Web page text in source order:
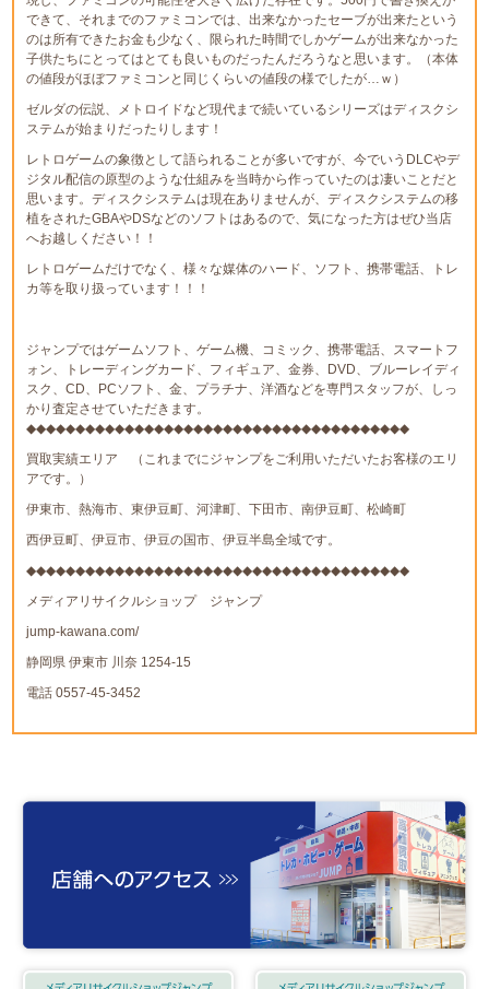
できて、それまでのファミコンでは、出来なかったセーブが出来たという
のは所有できたお金も少なく、限られた時間でしかゲームが出来なかった
子供たちにとってはとても良いものだったんだろうなと思います。（本体
の値段がほぼファミコンと同じくらいの値段の様でしたが…ｗ）
ゼルダの伝説、メトロイドなど現代まで続いているシリーズはディスクシ
ステムが始まりだったりします！
レトロゲームの象徴として語られることが多いですが、今でいうDLCやデ
ジタル配信の原型のような仕組みを当時から作っていたのは凄いことだと
思います。ディスクシステムは現在ありませんが、ディスクシステムの移
植をされたGBAやDSなどのソフトはあるので、気になった方はぜひ当店
へお越しください！！
レトロゲームだけでなく、様々な媒体のハード、ソフト、携帯電話、トレ
カ等を取り扱っています！！！
ジャンプではゲームソフト、ゲーム機、コミック、携帯電話、スマートフ
ォン、トレーディングカード、フィギュア、金券、DVD、ブルーレイディ
スク、CD、PCソフト、金、プラチナ、洋酒などを専門スタッフが、しっ
かり査定させていただきます。
◆◆◆◆◆◆◆◆◆◆◆◆◆◆◆◆◆◆◆◆◆◆◆◆◆◆◆◆◆◆◆◆◆◆◆◆◆◆◆
買取実績エリア （これまでにジャンプをご利用いただいたお客様のエリ
アです。）
伊東市、熱海市、東伊豆町、河津町、下田市、南伊豆町、松崎町
西伊豆町、伊豆市、伊豆の国市、伊豆半島全域です。
◆◆◆◆◆◆◆◆◆◆◆◆◆◆◆◆◆◆◆◆◆◆◆◆◆◆◆◆◆◆◆◆◆◆◆◆◆◆◆
メディアリサイクルショップ ジャンプ
jump-kawana.com/
静岡県 伊東市 川奈 1254-15
電話 0557-45-3452